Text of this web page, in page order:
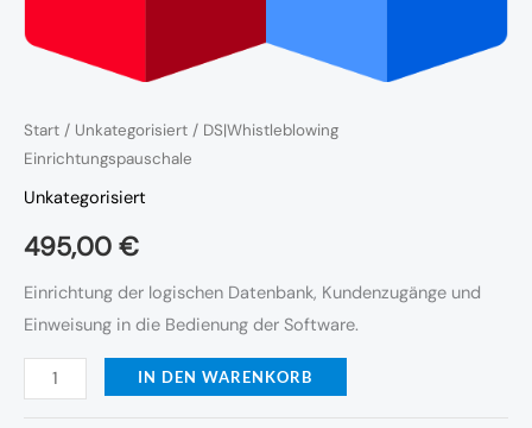
Start / Unkategorisiert / DS|Whistleblowing
Einrichtungspauschale
Unkategorisiert
495,00 €
Einrichtung der logischen Datenbank, Kundenzugänge und
Einweisung in die Bedienung der Software.
IN DEN WARENKORB